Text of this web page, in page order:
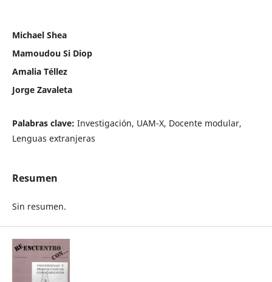
Michael Shea
Mamoudou Si Diop
Amalia Téllez
Jorge Zavaleta
Palabras clave: Investigación, UAM-X, Docente modular,
Lenguas extranjeras
Resumen
Sin resumen.